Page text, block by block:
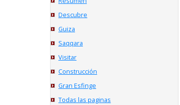
Descubre
Guiza
Saqqara
Visitar
Construcción
Gran Esfinge
Todas las paginas